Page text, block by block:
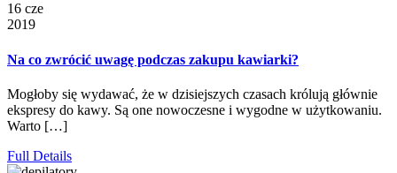
16 cze
2019
Na co zwrócić uwagę podczas zakupu kawiarki?
Mogłoby się wydawać, że w dzisiejszych czasach królują głównie
ekspresy do kawy. Są one nowoczesne i wygodne w użytkowaniu.
Warto […]
Full Details